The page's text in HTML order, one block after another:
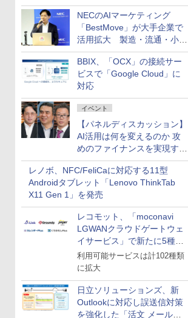
化サービスを提供
NECのAIマーケティング
「BestMove」が大手企業で
活用拡大 製造・流通・小売
企業・広告代理店などが実装
フェーズへ
BBIX、「OCX」の接続サー
ビスで「Google Cloud」に
対応
イベント
【パネルディスカッション】
AI活用は何を変えるのか 攻
めのファイナンスを実現する
業務設計とマインドセット変
革
レノボ、NFC/FeliCaに対応する11型
Androidタブレット「Lenovo ThinkTab
X11 Gen 1」を発売
レコモット、「moconavi
LGWANクラウドゲートウェ
イサービス」で新たに5種類
のサービスと連携開始
利用可能サービスは計102種類
に拡大
日立ソリューションズ、新
Outlookに対応し誤送信対策
を強化した「活文 メール誤